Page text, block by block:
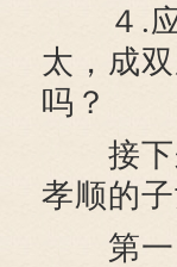
４.应
太，成
吗？
接下来
孝顺的
第一